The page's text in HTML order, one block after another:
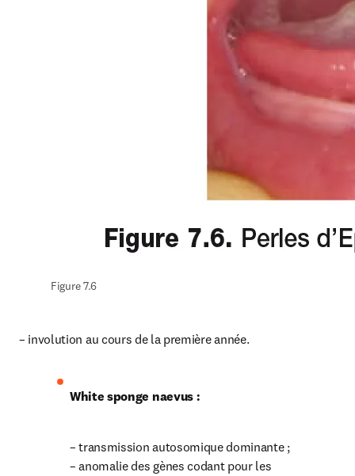
Figure 7.6
– involution au cours de la première année.
White sponge naevus :
– transmission autosomique dominante ;
– anomalie des gènes codant pour les